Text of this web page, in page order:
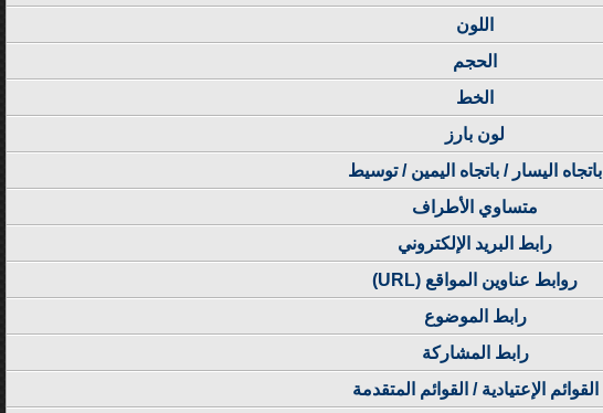
اللون
الحجم
الخط
لون بارز
باتجاه اليسار / باتجاه اليمين / توسيط
متساوي الأطراف
رابط البريد الإلكتروني
روابط عناوين المواقع (URL)
رابط الموضوع
رابط المشاركة
القوائم الإعتيادية / القوائم المتقدمة